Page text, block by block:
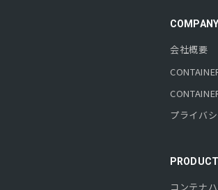
COMPANY
会社概要
プライバ
PRODUCT
コンテナ